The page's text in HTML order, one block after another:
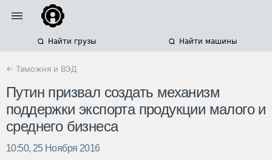
Найти грузы Найти машины
← Таможня и ВЭД
Путин призвал создать механизм
поддержки экспорта продукции малого и
среднего бизнеса
10:50, 25 Ноября 2016